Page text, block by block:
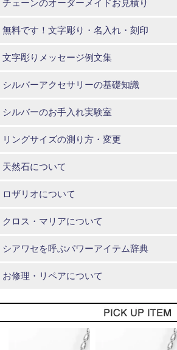
チェーンのオーダーメイドお見積り
無料です！文字彫り・名入れ・刻印
文字彫りメッセージ例文集
シルバーアクセサリーの基礎知識
シルバーのお手入れ実験室
リングサイズの測り方・変更
天然石について
ロザリオについて
クロス・マリアについて
シアワセを呼ぶパワーアイテム辞典
お修理・リペアについて